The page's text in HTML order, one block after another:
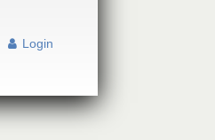
Login